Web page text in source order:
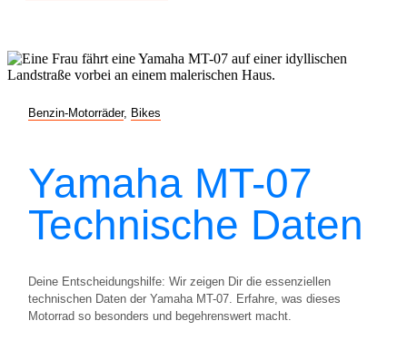
Benzin-Motorräder, Bikes
Yamaha MT-07
Technische Daten
Deine Entscheidungshilfe: Wir zeigen Dir die essenziellen
technischen Daten der Yamaha MT-07. Erfahre, was dieses
Motorrad so besonders und begehrenswert macht.